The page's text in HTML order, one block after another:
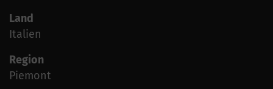
Land
Italien
Region
Piemont